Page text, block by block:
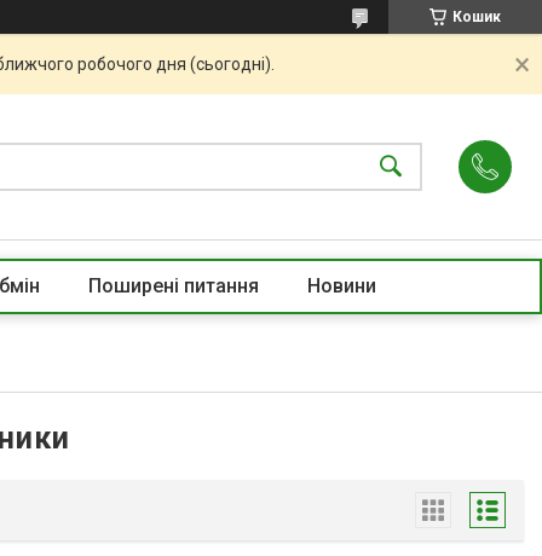
Кошик
робочого дня (сьогодні).
Поширені питання Новини